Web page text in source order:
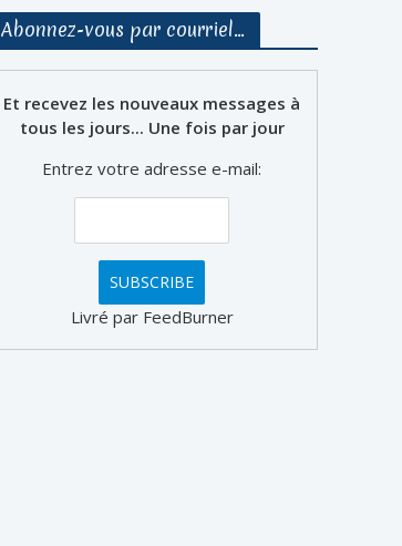
Abonnez-vous par courriel…
Et recevez les nouveaux messages à
tous les jours... Une fois par jour
Entrez votre adresse e-mail:
Livré par FeedBurner